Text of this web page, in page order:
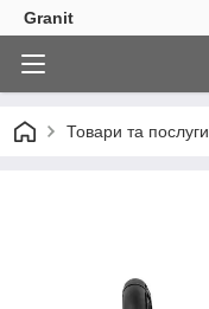
Granit
Товари та послуги